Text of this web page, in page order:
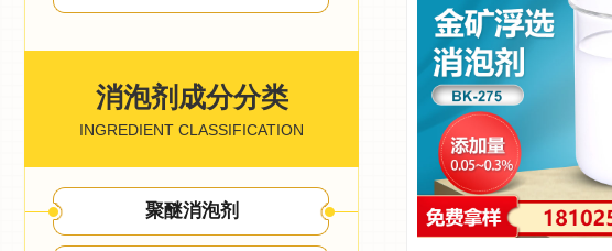
消泡剂成分分类
INGREDIENT CLASSIFICATION
聚醚消泡剂